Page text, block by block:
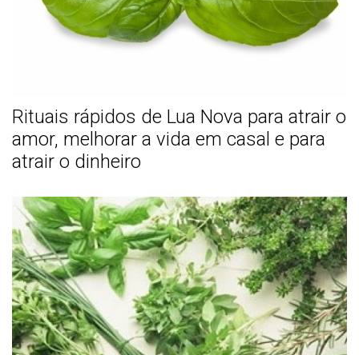
Rituais rápidos de Lua Nova para atrair o
amor, melhorar a vida em casal e para
atrair o dinheiro